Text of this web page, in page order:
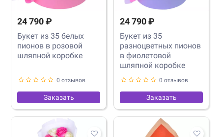
24 790 ₽
Букет из 35 белых
пионов в розовой
шляпной коробке
0 отзывов
Заказать
24 790 ₽
Букет из 35
разноцветных пионов
в фиолетовой
шляпной коробке
0 отзывов
Заказать